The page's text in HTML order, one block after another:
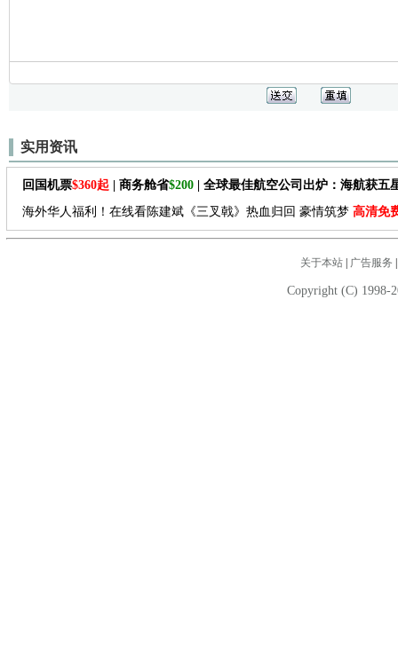
实用资讯
回国机票$360起 | 商务舱省$200 | 全球最佳航空公司出炉：海航获五
海外华人福利！在线看陈建斌《三叉戟》热血归回 豪情筑梦 高清免
关于本站| 广告服务
Copyright (C) 1998-